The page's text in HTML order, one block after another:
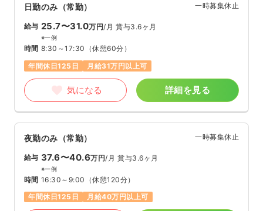
日勤のみ（常勤） 一時募集休止
給与 25.7〜31.0万円/月 賞与3.6ヶ月
※一例
時間 8:30～17:30 （休憩60分）
年間休日125日
月給31万円以上可
気になる 詳細を見る
夜勤のみ（常勤） 一時募集休止
給与 37.6〜40.6万円/月 賞与3.6ヶ月
※一例
時間 16:30～9:00 （休憩120分）
年間休日125日
月給40万円以上可